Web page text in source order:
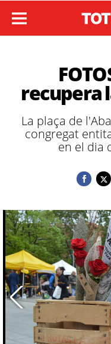
recupera
La plaça de
congregat
en el dia